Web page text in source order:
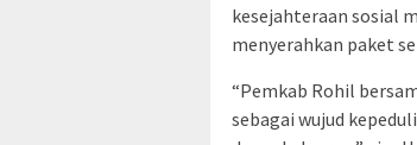
kesejahteraan sosial
menyerahkan paket
“Pemkab Rohil
sebagai wujud